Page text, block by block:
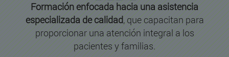
Formación enfocada hacia una asistencia
especializada de calidad, que capacitan para
proporcionar una atención integral a los
pacientes y familias.